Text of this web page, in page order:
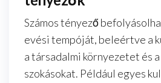
Számos tényező
evési tempóját, beleértve a
a társadalmi környezetet és
szokásokat. Például egyes